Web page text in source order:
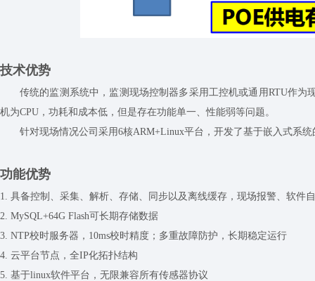
技术优势
传统的监测系统中，监测现场控制器多采用工控机或通用RTU作为
机为CPU，功耗和成本低，但是存在功能单一、性能弱等问题。
针对现场情况公司采用6核ARM+Linux平台，开发了基于嵌入式系
功能优势
1. 具备控制、采集、解析、存储、同步以及离线缓存，现场报警、软件
2. MySQL+64G Flash可长期存储数据
3. NTP校时服务器， 10ms校时精度；多重故障防护，长期稳定运行
4. 云平台节点，全IP化拓扑结构
5. 基于linux软件平台，无限兼容所有传感器协议